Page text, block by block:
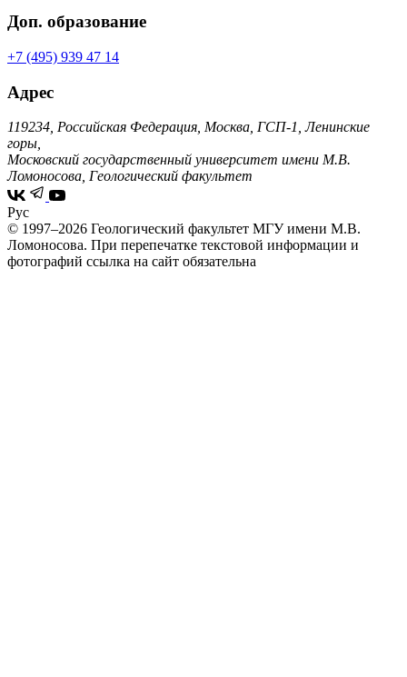
Доп. образование
+7 (495) 939 47 14
Адрес
119234, Российская Федерация, Москва, ГСП-1, Ленинские
горы,
Московский государственный университет имени М.В.
Ломоносова, Геологический факультет
Рус
© 1997–2026 Геологический факультет МГУ имени М.В.
Ломоносова. При перепечатке текстовой информации и
фотографий ссылка на сайт обязательна